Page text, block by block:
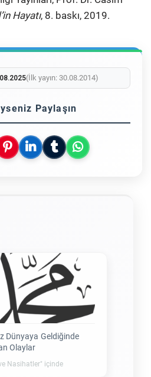
Hayatı, 8. baskı, 2019.
(İlk yayın: 30.08.2014)
Paylaşın
Dünyaya Geldiğinde
Olaylar
Nasihatler" içinde